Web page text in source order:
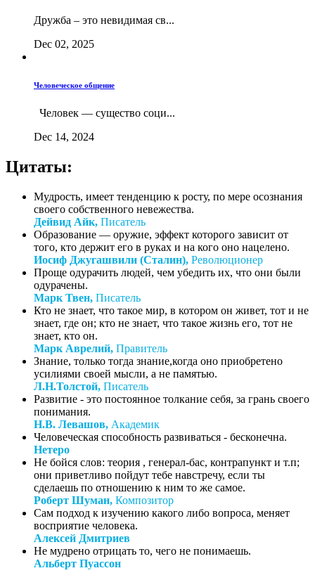
Дружба – это невидимая св...
Dec 02, 2025
Человеческое общение
Человек — существо соци...
Dec 14, 2024
Цитаты:
Мудрость, имеет тенденцию к росту, по мере осознания
своего собственного невежества.
Дейвид Айк, Писатель
Образование — оружие, эффект которого зависит от
того, кто держит его в руках и на кого оно нацелено.
Иосиф Джугашвили (Сталин), Революционер
Проще одурачить людей, чем убедить их, что они были
одурачены.
Марк Твен, Писатель
Кто не знает, что такое мир, в котором он живет, тот и не
знает, где он; кто не знает, что такое жизнь его, тот не
знает, кто он.
Марк Аврелий, Правитель
Знание, только тогда знание,когда оно приобретено
усилиями своей мысли, а не памятью.
Л.Н.Толстой, Писатель
Развитие - это постоянное толкание себя, за грань своего
понимания.
Н.В. Левашов, Академик
Человеческая способность развиваться - бесконечна.
Нетеро
Не бойся слов: теория , генерал-бас, контрапункт и т.п;
они приветливо пойдут тебе навстречу, если ты
сделаешь по отношению к ним то же самое.
Роберт Шуман, Композитор
Сам подход к изучению какого либо вопроса, меняет
восприятие человека.
Алексей Дмитриев
Не мудрено отрицать то, чего не понимаешь.
Альберт Пуассон